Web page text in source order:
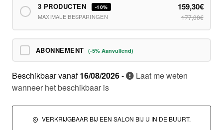
3 PRODUCTEN -10%
MAXIMALE BESPARINGEN
159,30€
177,00€
ABONNEMENT (-5% Aanvullend)
Beschikbaar vanaf16/08/2026-
Laat me weten
wanneer het beschikbaar is
VERKRIJGBAAR BIJ EEN SALON BIJ U IN DE BUURT.